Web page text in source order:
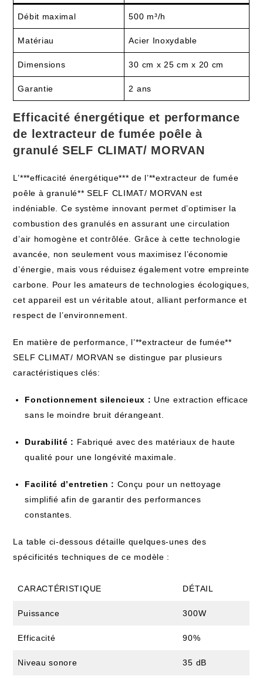
Débit maximal 500 m³/h
Matériau Acier Inoxydable
Dimensions 30 cm x 25 cm x 20 cm
Garantie 2 ans
Efficacité énergétique et performance
de lextracteur de fumée poêle à
granulé SELF CLIMAT/ MORVAN
L’***efficacité énergétique*** de l’**extracteur de fumée
poêle à granulé** SELF CLIMAT/ MORVAN est
indéniable. Ce système innovant permet d’optimiser la
combustion des granulés en assurant une circulation
d’air homogène et contrôlée. Grâce à cette technologie
avancée, non seulement vous maximisez l’économie
d’énergie, mais vous réduisez également votre empreinte
carbone. Pour les amateurs de technologies écologiques,
cet appareil est un véritable atout, alliant performance et
respect de l’environnement.
En matière de performance, l’**extracteur de fumée**
SELF CLIMAT/ MORVAN se distingue par plusieurs
caractéristiques clés:
Fonctionnement silencieux : Une extraction efficace
sans le moindre bruit dérangeant.
Durabilité : Fabriqué avec des matériaux de haute
qualité pour une longévité maximale.
Facilité d’entretien : Conçu pour un nettoyage
simplifié afin de garantir des performances
constantes.
La table ci-dessous détaille quelques-unes des
spécificités techniques de ce modèle :
CARACTÉRISTIQUE DÉTAIL
Puissance 300W
Efficacité 90%
Niveau sonore 35 dB